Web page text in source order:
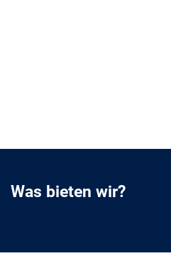
Was bieten wir?